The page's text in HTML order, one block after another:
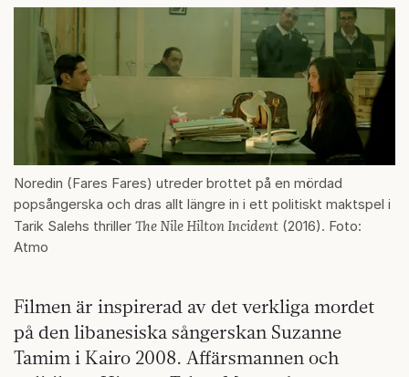
Noredin (Fares Fares) utreder brottet på en mördad
popsångerska och dras allt längre in i ett politiskt maktspel i
Tarik Salehs thriller The Nile Hilton Incident (2016). Foto:
Atmo
Filmen är inspirerad av det verkliga mordet
på den libanesiska sångerskan Suzanne
Tamim i Kairo 2008. Affärsmannen och